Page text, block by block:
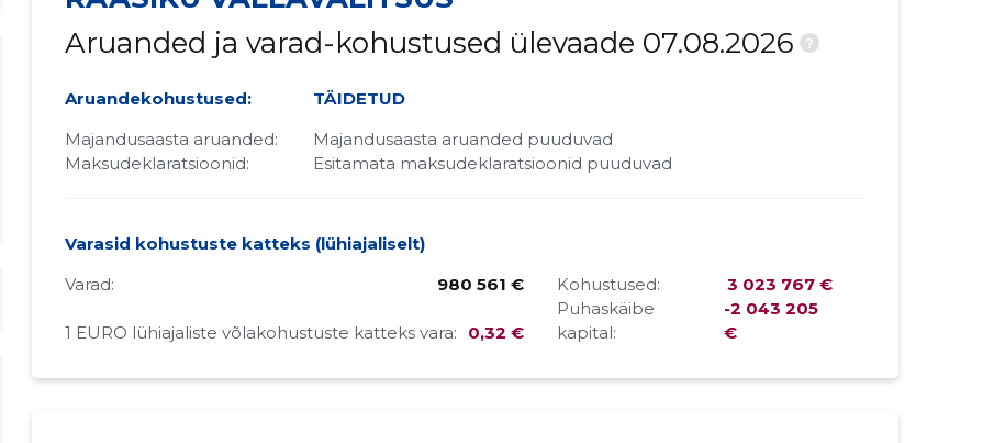
Aruanded ja varad-kohustused ülevaade 07.08.2026
?
Aruandekohustused:
TÄIDETUD
Majandusaasta aruanded:
Majandusaasta aruanded puuduvad
Maksudeklaratsioonid:
Esitamata maksudeklaratsioonid puuduvad
Varasid kohustuste katteks (lühiajaliselt)
Varad:
980 561 €
1 EURO lühiajaliste võlakohustuste katteks vara: 0,32 €
Kohustused:
3 023 767 €
Puhaskäibe
kapital:
-2 043 205
€